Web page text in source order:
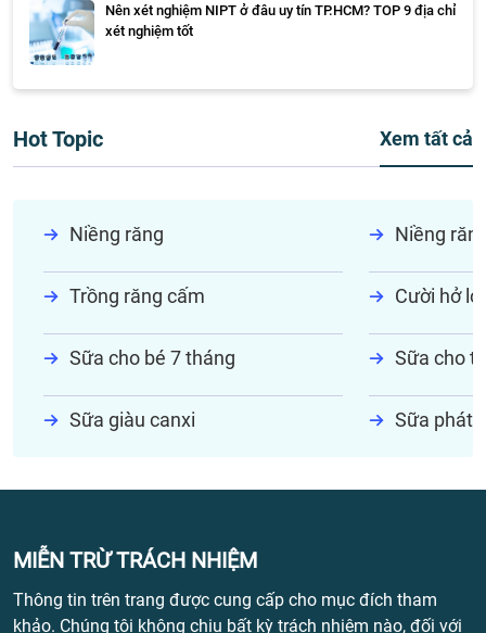
Nên xét nghiệm NIPT ở đâu uy tín TP.HCM? TOP 9 địa chỉ
xét nghiệm tốt
Hot Topic Xem tất cả
Niềng răng Niềng
Trồng răng cấm Cười hở lợi
Sữa cho bé 7 tháng Sữa cho
Sữa giàu canxi Sữa phát
MIỄN TRỪ TRÁCH NHIỆM
Thông tin trên trang được cung cấp cho mục đích tham
khảo. Chúng tôi không chịu bất kỳ trách nhiệm nào, đối với